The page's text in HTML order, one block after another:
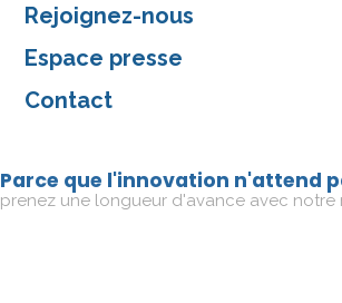
Rejoignez-nous
Espace presse
Contact
Parce que l'innovation n'attend
prenez une longueur d'avance avec notre